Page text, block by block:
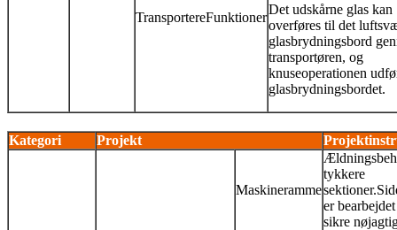
TransportereFunktioner
Det udskårne glas kan
overføres til det
glasbrydningsbord
transportøren, og
knuseoperationen
glasbrydningsbordet.
Kategori Projekt
Maskineramme
tykkere
er
sikre